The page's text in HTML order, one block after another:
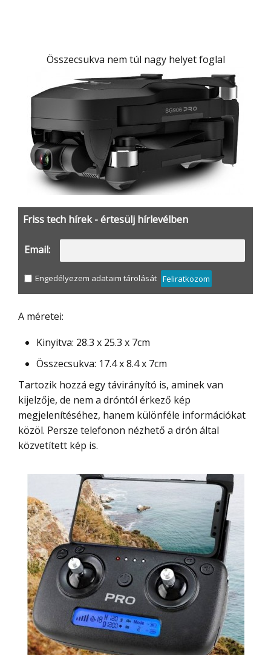
Összecsukva nem túl nagy helyet foglal
Friss tech hírek - értesülj hírlevélben
Email:
Engedélyezem adataim tárolását Feliratkozom
A méretei:
Kinyitva: 28.3 x 25.3 x 7cm
Összecsukva: 17.4 x 8.4 x 7cm
Tartozik hozzá egy távirányító is, aminek van
kijelzője, de nem a dróntól érkező kép
megjelenítéséhez, hanem különféle információkat
közöl. Persze telefonon nézhető a drón által
közvetített kép is.